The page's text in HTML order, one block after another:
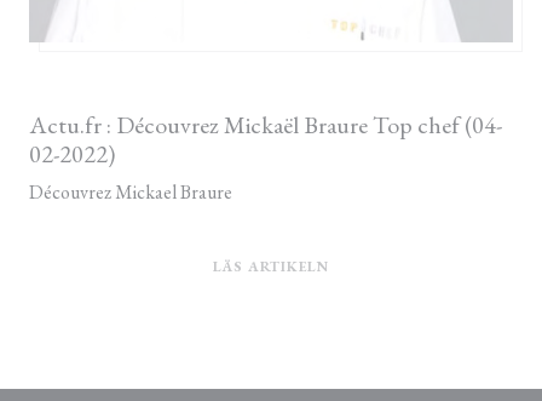
Actu.fr : Découvrez Mickaël Braure Top chef (04-
02-2022)
Découvrez Mickael Braure
LÄS ARTIKELN